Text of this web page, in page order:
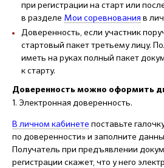
при регистрации на старт или
в разделе Мои соревнования в
Доверенность, если участник
стартовый пакет третьему лицу.
иметь на руках полный пакет
к старту.
Доверенность можно оформить
1. Электронная доверенность.
В личном кабинете поставьте
по доверенности» и заполните
Получатель при предъявлении
регистрации скажет, что у него